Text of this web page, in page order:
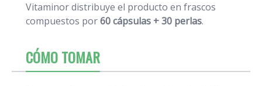
Vitaminor distribuye el producto en frascos
compuestos por60 cápsulas + 30 perlas.
CÓMO TOMAR